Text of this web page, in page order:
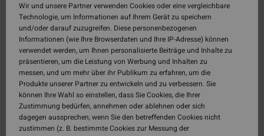
Wir und unsere Partner verwenden Cookies oder eine vergleichbare
Technologie, um Informationen auf Ihrem Gerät zu speichern
und/oder darauf zuzugreifen. Diese personenbezogenen
Informationen (wie Ihre Browserdaten und Ihre IP-Adresse) können
verwendet werden, um Ihnen personalisierte Beiträge und Inhalte zu
präsentieren, um die Leistung von Werbung und Inhalten zu
messen, und um mehr über ihr Publikum zu erfahren, um die
Produkte unserer Partner zu entwickeln und zu verbessern. Sie
können Ihre Wahl so einstellen, dass Sie Cookies, die Ihrer
Zustimmung bedürfen, annehmen oder ablehnen oder sich
dagegen aussprechen, wenn Sie den betreffenden Cookies nicht
zustimmen (z. B. bestimmte Cookies zur Messung der